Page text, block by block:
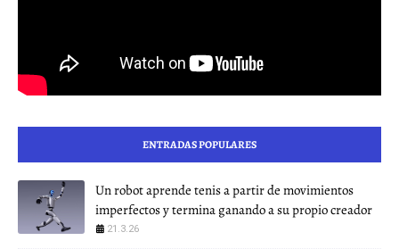
ENTRADAS POPULARES
Un robot aprende tenis a partir de movimientos
imperfectos y termina ganando a su propio creador
21.3.26